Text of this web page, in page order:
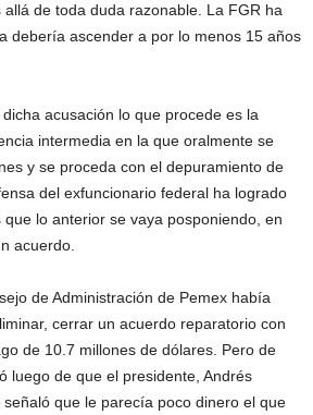
de toda duda razonable. La FGR ha
debería ascender a por lo menos 15 años
acusación lo que procede es la
intermedia en la que oralmente se
y se proceda con el depuramiento de
del exfuncionario federal ha logrado
lo anterior se vaya posponiendo, en
acuerdo.
de Administración de Pemex había
cerrar un acuerdo reparatorio con
de 10.7 millones de dólares. Pero de
luego de que el presidente, Andrés
que le parecía poco dinero el que